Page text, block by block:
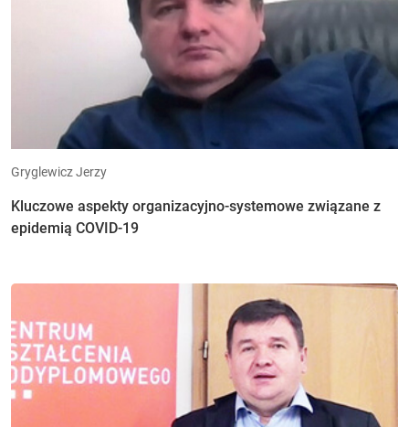
Gryglewicz Jerzy
Kluczowe aspekty organizacyjno-systemowe związane z
epidemią COVID-19